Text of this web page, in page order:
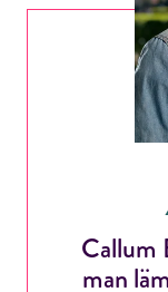
Callum
man